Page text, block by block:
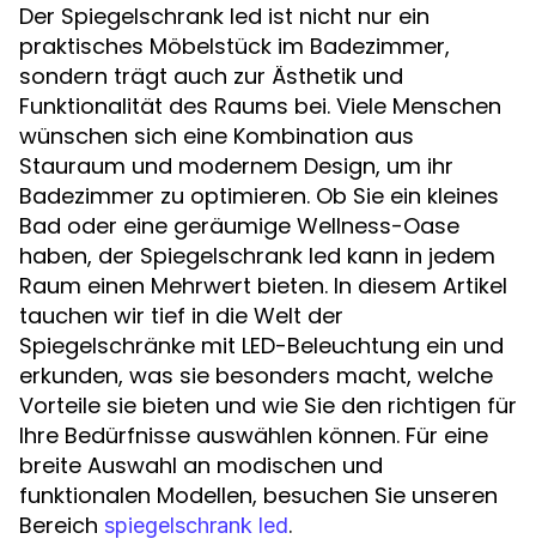
Der Spiegelschrank led ist nicht nur ein
praktisches Möbelstück im Badezimmer,
sondern trägt auch zur Ästhetik und
Funktionalität des Raums bei. Viele Menschen
wünschen sich eine Kombination aus
Stauraum und modernem Design, um ihr
Badezimmer zu optimieren. Ob Sie ein kleines
Bad oder eine geräumige Wellness-Oase
haben, der Spiegelschrank led kann in jedem
Raum einen Mehrwert bieten. In diesem Artikel
tauchen wir tief in die Welt der
Spiegelschränke mit LED-Beleuchtung ein und
erkunden, was sie besonders macht, welche
Vorteile sie bieten und wie Sie den richtigen für
Ihre Bedürfnisse auswählen können. Für eine
breite Auswahl an modischen und
funktionalen Modellen, besuchen Sie unseren
Bereich spiegelschrank led.